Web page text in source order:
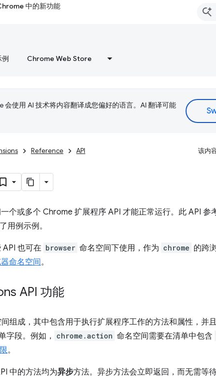
中的新功能
例 Chrome Web Store
会使用 AI 技术将内容翻译成您偏好的语言。AI 翻译可能
Reference API 该内
个或多个 Chrome 扩展程序 API 才能正常运行。此 API 参
用例示例。
API 也可在 browser 命名空间下使用，作为 chrome 的跨
命名空间。
API 功能
组成，其中包含用于执行扩展程序工作的方法和属性，并
字段。例如， chrome.action 命名空间需要在清单中包含
。
中的方法均为异步方法。异步方法会立即返回，而无需等